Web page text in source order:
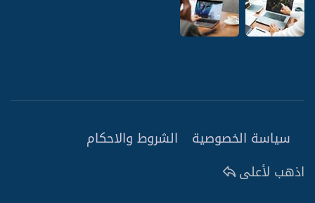
سياسة الخصوصية
الشروط والاحكام
اذهب لأعلى